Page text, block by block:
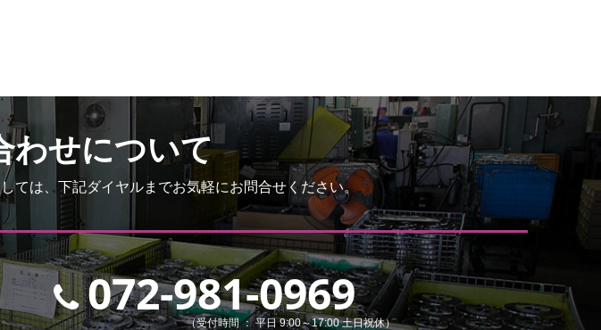
わせについて
ては、下記ダイヤルまでお気軽にお問合せください。
072-981-0969
（受付時間 ： 平日 9:00～17:00 土日祝休）